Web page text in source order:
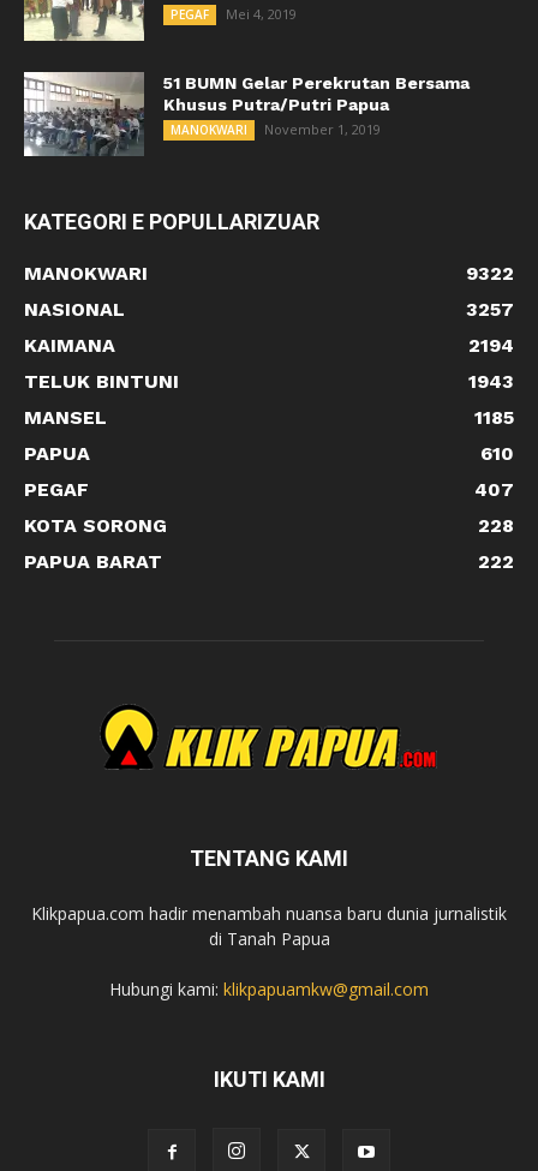
PEGAF Mei 4, 2019
51 BUMN Gelar Perekrutan Bersama
Khusus Putra/Putri Papua
MANOKWARI November 1, 2019
KATEGORI E POPULLARIZUAR
MANOKWARI
9322
NASIONAL
3257
KAIMANA
2194
TELUK BINTUNI
1943
MANSEL
1185
PAPUA
610
PEGAF
407
KOTA SORONG
228
PAPUA BARAT
222
TENTANG KAMI
Klikpapua.com hadir menambah nuansa baru dunia jurnalistik
di Tanah Papua
Hubungi kami: klikpapuamkw@gmail.com
IKUTI KAMI